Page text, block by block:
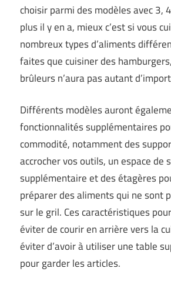
choisir parmi des modèles avec 3,
plus il y en a, mieux c’est si vous
nombreux types d’aliments
faites que cuisiner des
brûleurs n’aura pas autant
Différents modèles auront
fonctionnalités supplémentaires
commodité, notamment des
accrocher vos outils, un espace de
supplémentaire et des étagères
préparer des aliments qui ne sont
sur le gril. Ces caractéristiques
éviter de courir en arrière vers la
éviter d’avoir à utiliser une table
pour garder les articles.